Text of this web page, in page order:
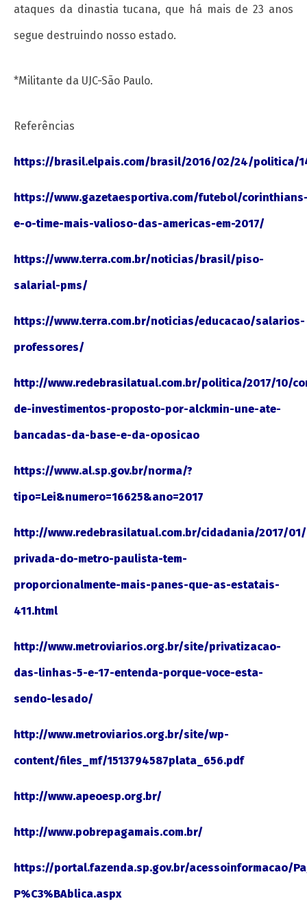
ataques da dinastia tucana, que há mais de 23 anos
segue destruindo nosso estado.
*Militante da UJC-São Paulo.
Referências
https://brasil.elpais.com/brasil/2016/02/24/politica/
https://www.gazetaesportiva.com/futebol/
e-o-time-mais-valioso-das-americas-em-2017/
https://www.terra.com.br/noticias/brasil/piso-
salarial-pms/
https://www.terra.com.br/noticias/educacao/salarios-
professores/
http://www.redebrasilatual.com.br/politica/2017/10/
de-investimentos-proposto-por-alckmin-une-ate-
bancadas-da-base-e-da-oposicao
https://www.al.sp.gov.br/norma/?
tipo=Lei&numero=16625&ano=2017
http://www.redebrasilatual.com.br/cidadania/2017/
privada-do-metro-paulista-tem-
proporcionalmente-mais-panes-que-as-estatais-
411.html
http://www.metroviarios.org.br/site/privatizacao-
das-linhas-5-e-17-entenda-porque-voce-esta-
sendo-lesado/
http://www.metroviarios.org.br/site/wp-
content/files_mf/1513794587plata_656.pdf
http://www.apeoesp.org.br/
http://www.pobrepagamais.com.br/
https://portal.fazenda.sp.gov.br/acessoinformacao/
P%C3%BAblica.aspx